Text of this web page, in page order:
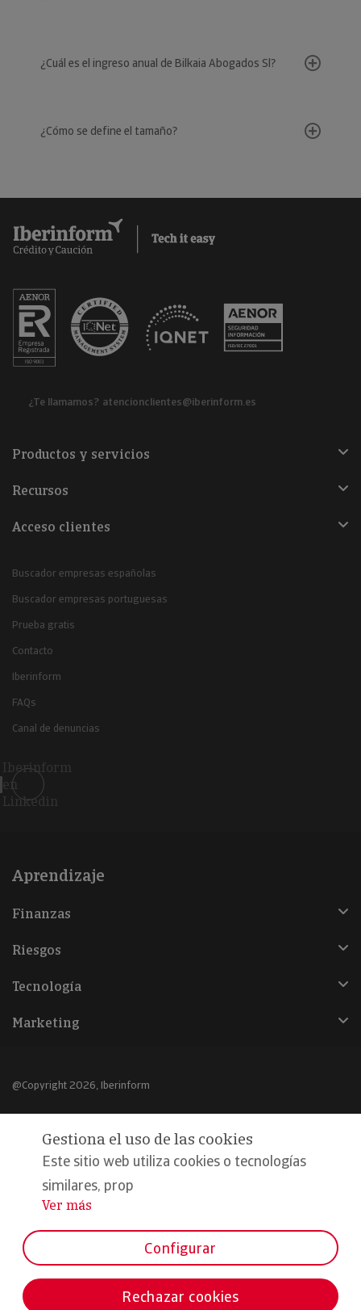
¿Cuál es el ingreso anual de Bilkaia Abogados Sl?
¿Cómo se define el tamaño?
¿Te llamamos? atencionclientes@iberinform.es
Productos y servicios
Recursos
Acceso clientes
Buscador empresas españolas
Buscador empresas portuguesas
Prueba gratis
Contacto
Iberinform
FAQs
Canal de denuncias
Iberinform
en
Linkedin
Aprendizaje
Finanzas
Riesgos
Tecnología
Marketing
@Copyright 2026, Iberinform
Declaración de privacidad
Compromiso calidad y seguridad
Formamos parte de:
Gestiona el uso de las cookies
Este sitio web utiliza cookies o tecnologías
similares, prop
...
Ver más
Configurar
Rechazar cookies